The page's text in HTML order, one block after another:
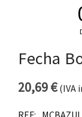
Fecha
20,69€(IVA